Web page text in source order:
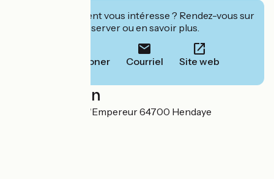
Cet établissement vous intéresse ? Rendez-vous sur
leur site pour réserver ou en savoir plus.
Téléphoner Courriel Site web
Localisation
175 boulevard de l'Empereur 64700 Hendaye